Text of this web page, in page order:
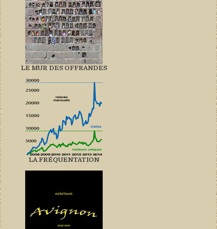
LE MUR DES OFFRANDES
LA FRÉQUENTATION